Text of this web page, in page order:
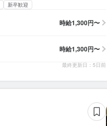
新卒歓迎
時給1,300円〜
時給1,300円〜
最終更新日：5日前